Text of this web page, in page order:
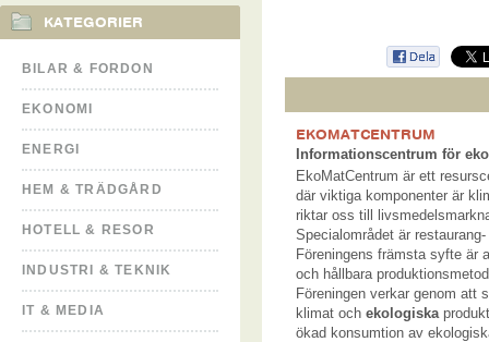
KATEGORIER
BILAR & FORDON
EKONOMI
ENERGI
HEM & TRÄDGÅRD
HOTELL & RESOR
INDUSTRI & TEKNIK
IT & MEDIA
EKOMATCENTRUM
Informationscentrum för
EkoMatCentrum är ett
där viktiga komponenter är
riktar oss till
Specialområdet är
Föreningens främsta syfte är
och hållbara
Föreningen verkar genom att
klimat och ekologiska
ökad konsumtion av